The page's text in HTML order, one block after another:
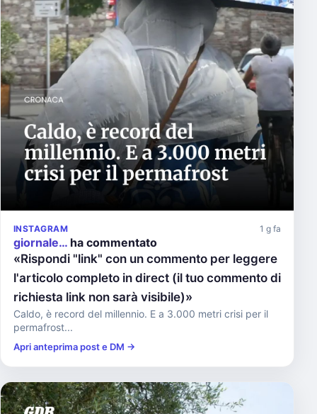
INSTAGRAM 1 g fa
giornale… ha commentato
«Rispondi "link" con un commento per leggere
l'articolo completo in direct (il tuo commento di
richiesta link non sarà visibile)»
Caldo, è record del millennio. E a 3.000 metri crisi per il
permafrost...
Apri anteprima post e DM →